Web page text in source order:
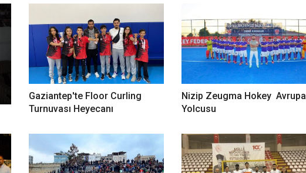
Gaziantep'te Floor Curling
Turnuvası Heyecanı
Nizip Zeugma Hokey Avrupa
Yolcusu